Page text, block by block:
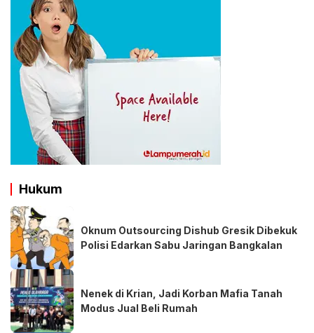
Hukum
Oknum Outsourcing Dishub Gresik Dibekuk
Polisi Edarkan Sabu Jaringan Bangkalan
Nenek di Krian, Jadi Korban Mafia Tanah
Modus Jual Beli Rumah